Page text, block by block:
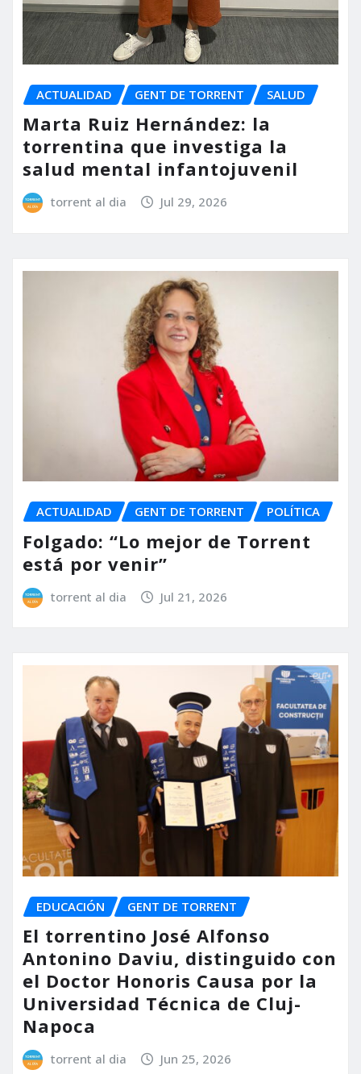
ACTUALIDAD GENT DE TORRENT SALUD
Marta Ruiz Hernández: la
torrentina que investiga la
salud mental infantojuvenil
torrent al dia Jul 29, 2026
ACTUALIDAD GENT DE TORRENT POLÍTICA
Folgado: “Lo mejor de Torrent
está por venir”
torrent al dia Jul 21, 2026
EDUCACIÓN GENT DE TORRENT
El torrentino José Alfonso
Antonino Daviu, distinguido con
el Doctor Honoris Causa por la
Universidad Técnica de Cluj-
Napoca
torrent al dia Jun 25, 2026